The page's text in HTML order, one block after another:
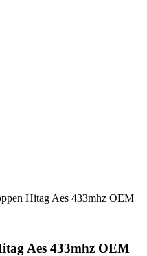
Hitag Aes 433mhz OEM
Aes 433mhz OEM